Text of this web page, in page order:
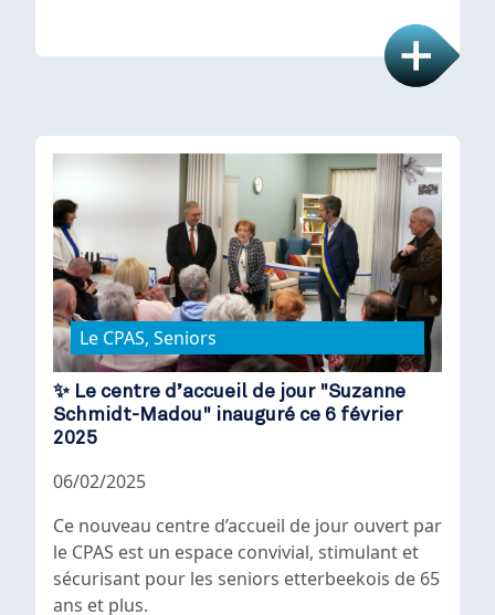
Le CPAS, Seniors
✨ Le centre d’accueil de jour "Suzanne
Schmidt-Madou" inauguré ce 6 février
2025
06/02/2025
Ce nouveau centre d’accueil de jour ouvert par
le CPAS est un espace convivial, stimulant et
sécurisant pour les seniors etterbeekois de 65
ans et plus.